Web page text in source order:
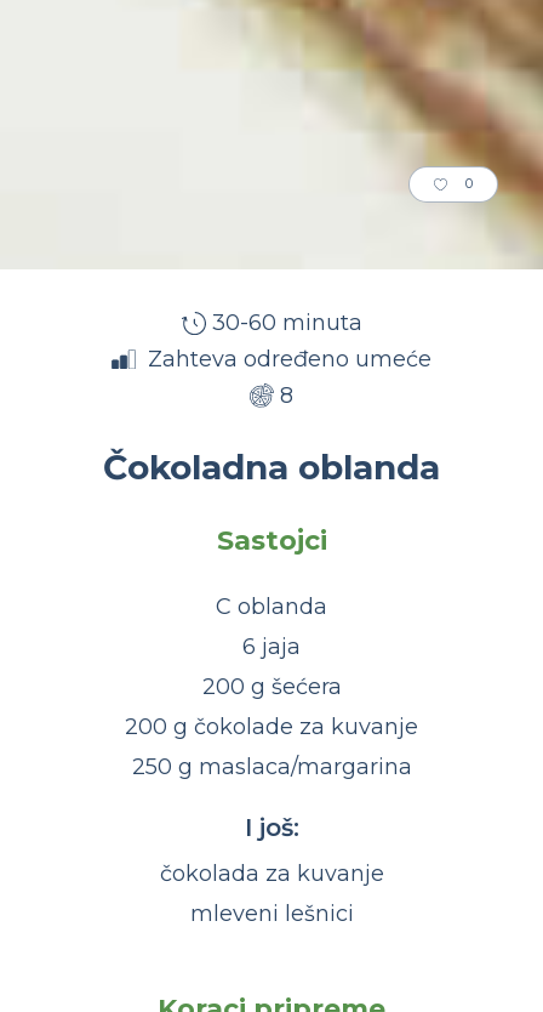
0
30-60 minuta
Zahteva određeno umeće
8
Čokoladna oblanda
Sastojci
C oblanda
6 jaja
200 g šećera
200 g čokolade za kuvanje
250 g maslaca/margarina
I još:
čokolada za kuvanje
mleveni lešnici